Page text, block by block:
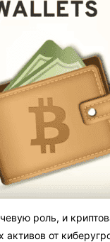
роль, и
от